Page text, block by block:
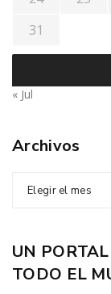
31
« Jul
Archivos
Elegir el mes
UN
TODO EL